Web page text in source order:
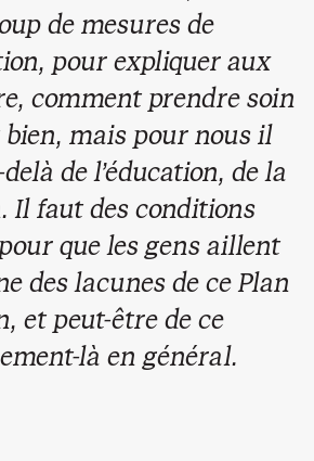
de mesures de
pour expliquer aux
comment prendre soin
bien, mais pour nous il
de l’éducation, de la
Il faut des conditions
que les gens aillent
des lacunes de ce Plan
et peut-être de ce
là en général.